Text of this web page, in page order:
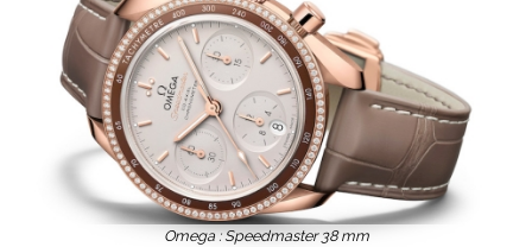
Omega : Speedmaster 38 mm